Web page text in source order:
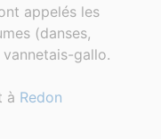
appelés les
(danses,
gallo.
à Redon